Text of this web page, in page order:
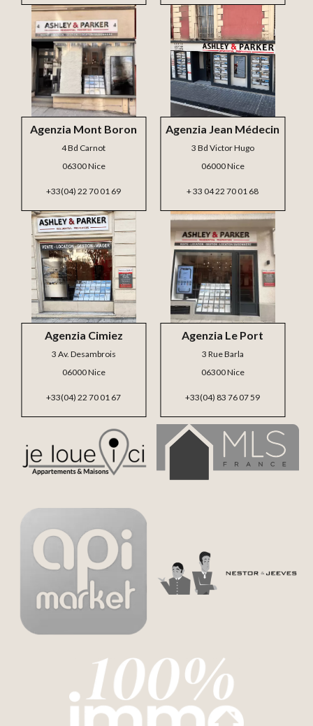
Agenzia Le Port
3 Rue Barla
06300 Nice
+33(04) 83 76 07 59
Agenzia Cimiez
3 Av. Desambrois
06000 Nice
+33(04) 22 70 01 67
Agenzia Jean Médecin
3 Bd Victor Hugo
06000 Nice
+ 33 04 22 70 01 68
Agenzia Mont Boron
4 Bd Carnot
06300 Nice
+33(04) 22 70 01 69